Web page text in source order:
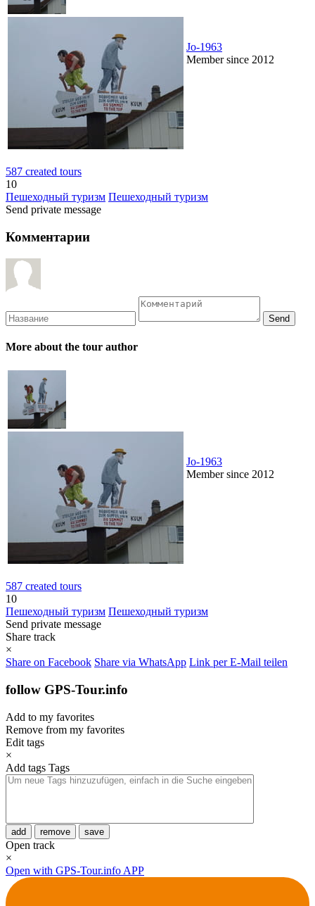
Jo-1963
Member since 2012
587 created tours
10
Пешеходный туризм Пешеходный туризм
Send private message
Комментарии
More about the tour author
Jo-1963
Member since 2012
587 created tours
10
Пешеходный туризм Пешеходный туризм
Send private message
Share track
×
Share on Facebook Share via WhatsApp Link per E-Mail teilen
follow GPS-Tour.info
Add to my favorites
Remove from my favorites
Edit tags
×
Add tags Tags
add remove save
Open track
×
Open with GPS-Tour.info APP